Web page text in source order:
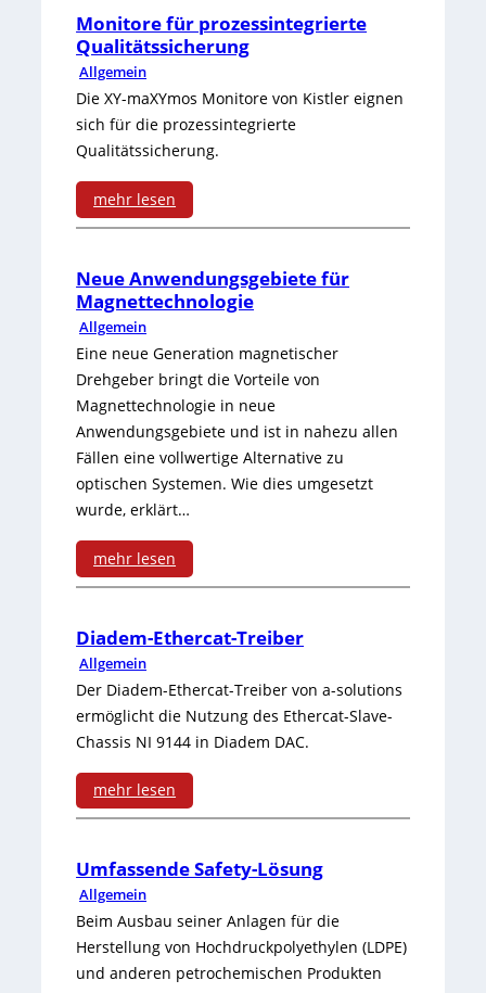
u
s
t
r
i
a
-
E
t
h
e
r
n
-
N
e
t
w
e
r
k
e
u
n
k
t
e
c
h
n
o
l
o
g
i
e
n
z
d
r
u
c
k
e
s
s
u
m
f
o
r
m
e
r
m
i
t
s
e
z
i
N
e
u
e
V
r
t
r
i
e
b
s
l
e
i
t
e
r
b
e
i
S
c
h
Monitore für prozessintegrierte
Qualitätssicherung
Allgemein
Die XY-maXYmos Monitore von Kistler eignen
sich für die prozessintegrierte
Qualitätssicherung.
mehr lesen
:
M
o
n
i
t
o
r
e
f
r
p
r
o
z
s
s
i
Neue Anwendungsgebiete für
Magnettechnologie
Allgemein
Eine neue Generation magnetischer
Drehgeber bringt die Vorteile von
Magnettechnologie in neue
Anwendungsgebiete und ist in nahezu allen
Fällen eine vollwertige Alternative zu
optischen Systemen. Wie dies umgesetzt
wurde, erklärt…
mehr lesen
:
N
e
u
e
A
n
w
e
n
d
Diadem-Ethercat-Treiber
Allgemein
Der Diadem-Ethercat-Treiber von a-solutions
ermöglicht die Nutzung des Ethercat-Slave-
Chassis NI 9144 in Diadem DAC.
mehr lesen
:
D
i
a
d
Umfassende Safety-Lösung
Allgemein
Beim Ausbau seiner Anlagen für die
Herstellung von Hochdruckpolyethylen (LDPE)
und anderen petrochemischen Produkten